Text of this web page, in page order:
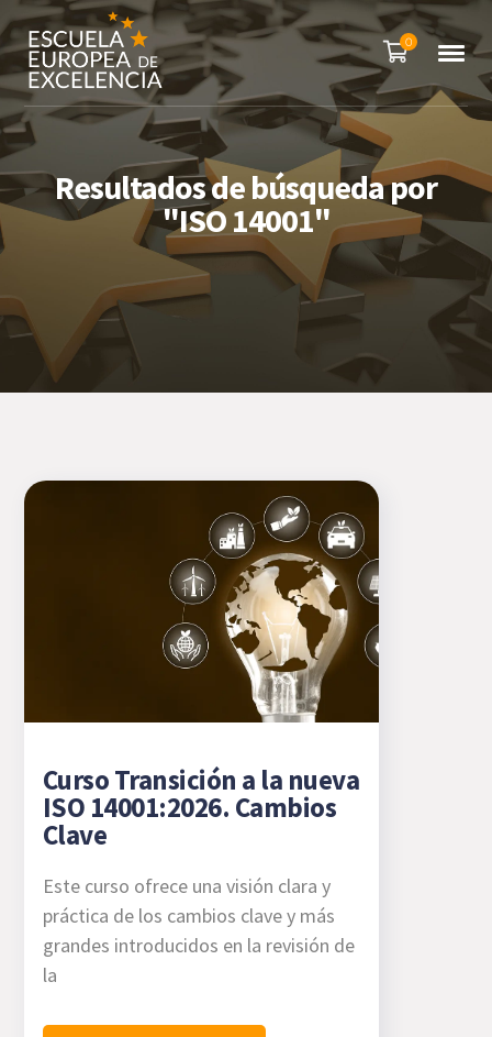
0
Resultados de búsqueda por
"ISO 14001"
Curso Transición a la nueva
ISO 14001:2026. Cambios
Clave
Este curso ofrece una visión clara y
práctica de los cambios clave y más
grandes introducidos en la revisión de
la